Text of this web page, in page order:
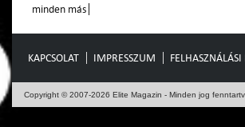
minden más
KAPCSOLAT IMPRESSZUM FELHASZNÁLÁSI
Copyright © 2007-2026 Elite Magazin - Minden jog